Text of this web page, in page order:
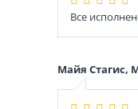
Все
Майя Стагис,